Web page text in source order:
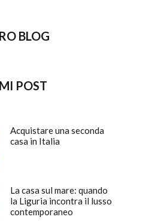
BLOG
POST
Acquistare una seconda
casa in Italia
La casa sul mare: quando
la Liguria incontra il lusso
contemporaneo